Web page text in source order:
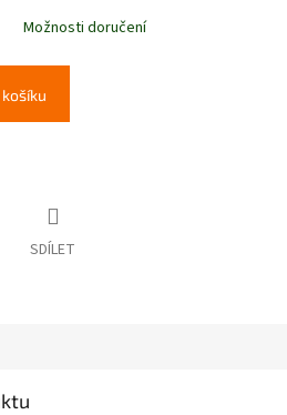
Možnosti doručení
SDÍLET